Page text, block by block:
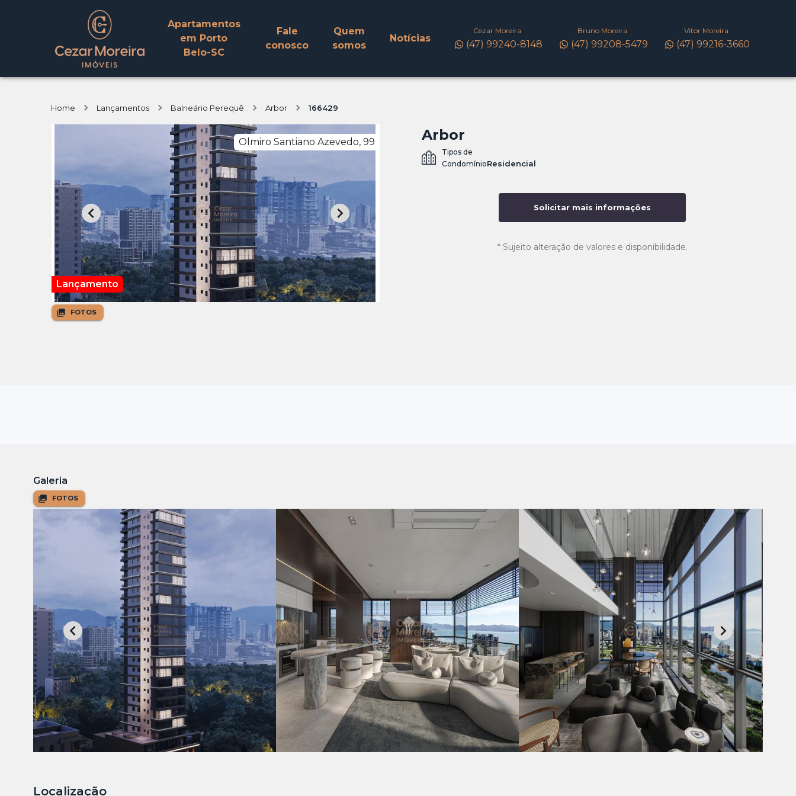
Apartamentos
em Porto
Belo-SC
Fale
conosco
Quem
somos
Notícias
Cezar Moreira
(47) 99240-8148
Bruno Moreira
(47) 99208-5479
Vitor Moreira
(47) 99216-3660
Home Lançamentos Balneário Perequê Arbor 166429
FOTOS
Olmiro Santiano Azevedo, 99
Lançamento
Arbor
Tipos de
CondomínioResidencial
Solicitar mais informações
* Sujeito alteração de valores e disponibilidade.
Galeria
FOTOS
Localização